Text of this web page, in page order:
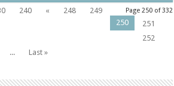
Page 250 of 332
240 « 248
249
250
251
252
... Last »